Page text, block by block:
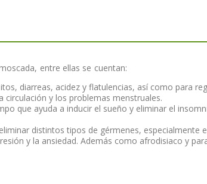
entre ellas se cuentan:
diarreas, acidez y flatulencias, así como para
circulación y los problemas menstruales.
que ayuda a inducir el sueño y eliminar el
distintos tipos de gérmenes, especialmente
y la ansiedad. Además como afrodisiaco y